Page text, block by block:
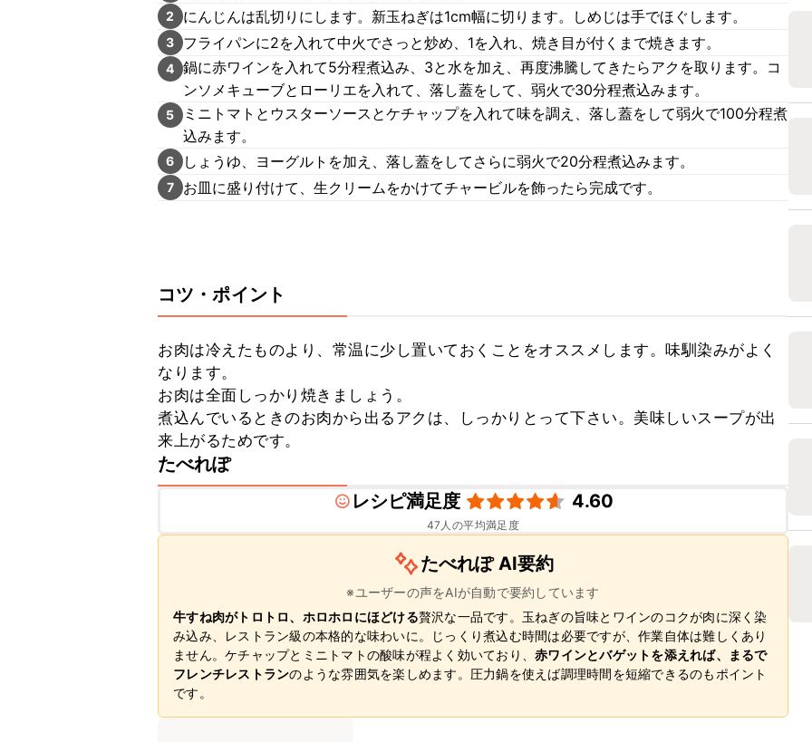
2 にんじんは乱切りにします。新玉ねぎは1cm幅に切ります。しめじは手でほぐします。
3 フライパンに2を入れて中火でさっと炒め、1を入れ、焼き目が付くまで焼きます。
4 鍋に赤ワインを入れて5分程煮込み、3と水を加え、再度沸騰してきたらアクを取ります。コ
ンソメキューブとローリエを入れて、落し蓋をして、弱火で30分程煮込みます。
5
ミニトマトとウスターソースとケチャップを入れて味を調え、落し蓋をして弱火で100分程煮
込みます。
6 しょうゆ、ヨーグルトを加え、落し蓋をしてさらに弱火で20分程煮込みます。
7 お皿に盛り付けて、生クリームをかけてチャービルを飾ったら完成です。
コツ・ポイント
お肉は冷えたものより、常温に少し置いておくことをオススメします。味馴染みがよく
なります。
お肉は全面しっかり焼きましょう。
煮込んでいるときのお肉から出るアクは、しっかりとって下さい。美味しいスープが出
来上がるためです。
たべれぽ
レシピ満足度
4.60
47 人の平均満足度
たべれぽ AI要約
※ユーザーの声をAIが自動で要約しています
牛すね肉がトロトロ、ホロホロにほどける贅沢な一品です。玉ねぎの旨味とワインのコクが肉に深く染
み込み、レストラン級の本格的な味わいに。じっくり煮込む時間は必要ですが、作業自体は難しくあり
ません。ケチャップとミニトマトの酸味が程よく効いており、 赤ワインとバゲットを添えれば、まるで
フレンチレストランのような雰囲気を楽しめます。圧力鍋を使えば調理時間を短縮できるのもポイント
です。